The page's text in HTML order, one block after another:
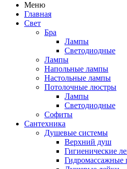
Меню
Главная
Свет
Бра
Лампы
Светодиодные
Лампы
Напольные лампы
Настольные лампы
Потолочные люстры
Лампы
Светодиодные
Софиты
Сантехника
Душевые системы
Верхний душ
Гигиенические
Гидромассажные